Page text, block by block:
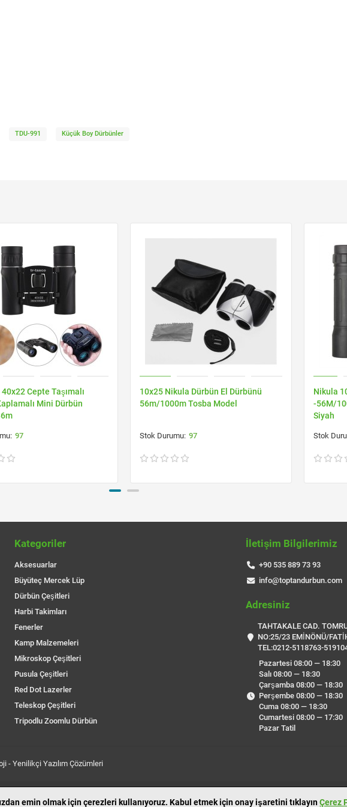
TDU-991 Küçük Boy Dürbünler
Cepte Taşımalı
Mini Dürbün
97
10x25 Nikula Dürbün El Dürbünü
56m/1000m Tosba Model
97
Nikula
-56M/
Siyah
Kategoriler
Aksesuarlar
Büyüteç Mercek Lüp
Dürbün Çeşitleri
Harbi Takimları
Fenerler
Kamp Malzemeleri
Mikroskop Çeşitleri
Pusula Çeşitleri
Red Dot Lazerler
Teleskop Çeşitleri
Tripodlu Zoomlu Dürbün
İletişim Bilgilerimiz
+90 535 889 73 93
info@toptandurbun.com
Adresiniz
TAHTAKALE CAD.
NO:25/23 EMİNÖNÜ/
TEL:0212-5118763-
Pazartesi 08:00 — 18:30
Salı 08:00 — 18:30
Çarşamba 08:00 — 18:30
Perşembe 08:00 — 18:30
Cuma 08:00 — 18:30
Cumartesi 08:00 — 17:30
Pazar Tatil
- Yenilikçi Yazılım Çözümleri
emin olmak için çerezleri kullanıyoruz. Kabul etmek için onay işaretini tıklayınÇerez